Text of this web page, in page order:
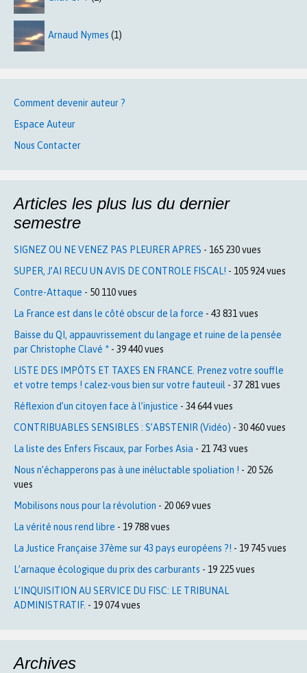
Arnaud Nymes (1)
Comment devenir auteur ?
Espace Auteur
Nous Contacter
Articles les plus lus du dernier
semestre
SIGNEZ OU NE VENEZ PAS PLEURER APRES - 165 230 vues
SUPER, J’AI RECU UN AVIS DE CONTROLE FISCAL! - 105 924 vues
Contre-Attaque - 50 110 vues
La France est dans le côté obscur de la force - 43 831 vues
Baisse du QI, appauvrissement du langage et ruine de la pensée
par Christophe Clavé * - 39 440 vues
LISTE DES IMPÔTS ET TAXES EN FRANCE. Prenez votre souffle
et votre temps ! calez-vous bien sur votre fauteuil - 37 281 vues
Réflexion d’un citoyen face à l’injustice - 34 644 vues
CONTRIBUABLES SENSIBLES : S’ABSTENIR (Vidéo) - 30 460 vues
La liste des Enfers Fiscaux, par Forbes Asia - 21 743 vues
Nous n’échapperons pas à une inéluctable spoliation ! - 20 526
vues
Mobilisons nous pour la révolution - 20 069 vues
La vérité nous rend libre - 19 788 vues
La Justice Française 37ème sur 43 pays européens ?! - 19 745 vues
L’arnaque écologique du prix des carburants - 19 225 vues
L’INQUISITION AU SERVICE DU FISC: LE TRIBUNAL
ADMINISTRATIF. - 19 074 vues
Archives